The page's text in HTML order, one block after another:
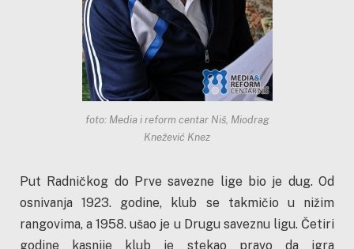
foto: Media i reform centar Niš, Miodrag
Knežević Knez
Put Radničkog do Prve savezne lige bio je dug. Od
osnivanja 1923. godine, klub se takmičio u nižim
rangovima, a 1958. ušao je u Drugu saveznu ligu. Četiri
godine kasnije klub je stekao pravo da igra